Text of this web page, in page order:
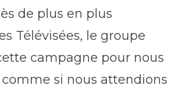
de plus en plus
Télévisées, le groupe
campagne pour nous
si nous attendions